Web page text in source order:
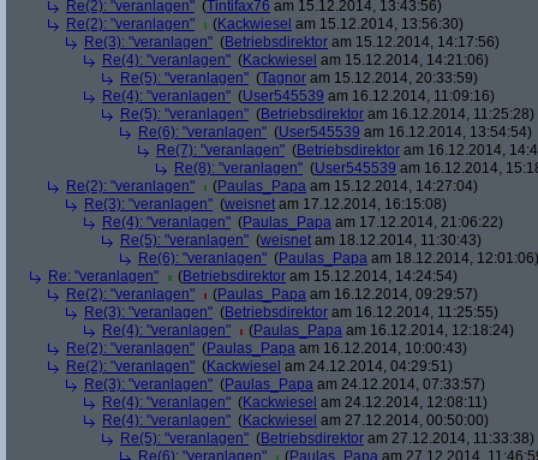
Re(2): "veranlagen" (Tintifax76 am 15.12.2014, 13:43:56)
Re(2): "veranlagen"
(Kackwiesel am 15.12.2014, 13:56:30)
Re(3): "veranlagen" (Betriebsdirektor am 15.12.2014, 14:17:56)
Re(4): "veranlagen" (Kackwiesel am 15.12.2014, 14:21:06)
Re(5): "veranlagen" (Tagnor am 15.12.2014, 20:33:59)
Re(4): "veranlagen" (User545539 am 16.12.2014, 11:09:16)
Re(5): "veranlagen" (Betriebsdirektor am 16.12.2014, 11:25:28)
Re(6): "veranlagen" (User545539 am 16.12.2014, 13:54:54)
Re(7): "veranlagen" (Betriebsdirektor am 16.12.2014,
Re(8): "veranlagen" (User545539 am 16.12.2014,
Re(2): "veranlagen"
(Paulas_Papa am 15.12.2014, 14:27:04)
Re(3): "veranlagen" (weisnet am 17.12.2014, 16:15:08)
Re(4): "veranlagen" (Paulas_Papa am 17.12.2014, 21:06:22)
Re(5): "veranlagen" (weisnet am 18.12.2014, 11:30:43)
Re(6): "veranlagen" (Paulas_Papa am 18.12.2014, 12:01:06)
Re: "veranlagen"
(Betriebsdirektor am 15.12.2014, 14:24:54)
Re(2): "veranlagen"
(Paulas_Papa am 16.12.2014, 09:29:57)
Re(3): "veranlagen" (Betriebsdirektor am 16.12.2014, 11:25:55)
Re(4): "veranlagen"
(Paulas_Papa am 16.12.2014, 12:18:24)
Re(2): "veranlagen" (Paulas_Papa am 16.12.2014, 10:00:43)
Re(2): "veranlagen" (Kackwiesel am 24.12.2014, 04:29:51)
Re(3): "veranlagen" (Paulas_Papa am 24.12.2014, 07:33:57)
Re(4): "veranlagen" (Kackwiesel am 24.12.2014, 12:08:11)
Re(4): "veranlagen" (Kackwiesel am 27.12.2014, 00:50:00)
Re(5): "veranlagen" (Betriebsdirektor am 27.12.2014, 11:33:38)
Re(6): "veranlagen"
(Paulas_Papa am 27.12.2014,